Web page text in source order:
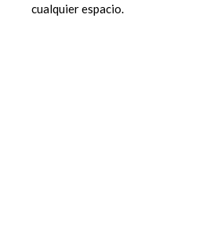
cualquier espacio.